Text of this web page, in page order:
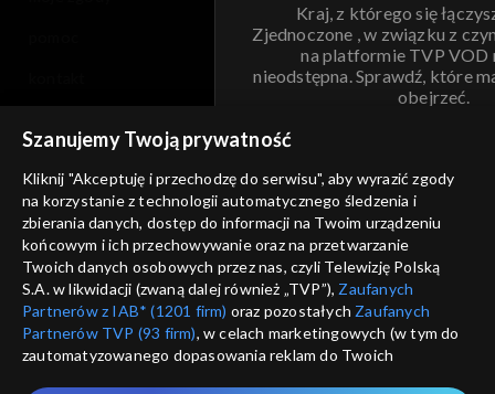
Kraj, z którego się
Zjednoczone , w związku z
na platformie TVP VOD
nieodstępna. Sprawdź, które
obejrzeć.
ANULUJ
informacje o dostawcy usług
Szanujemy Twoją prywatność
Kliknij "Akceptuję i przechodzę do serwisu", aby wyrazić zgody
na korzystanie z technologii automatycznego śledzenia i
zbierania danych, dostęp do informacji na Twoim urządzeniu
końcowym i ich przechowywanie oraz na przetwarzanie
Twoich danych osobowych przez nas, czyli Telewizję Polską
S.A. w likwidacji (zwaną dalej również „TVP”), Zaufanych
Partnerów z IAB* (1201 firm) oraz pozostałych Zaufanych
Partnerów TVP (93 firm), w celach marketingowych (w tym do
zautomatyzowanego dopasowania reklam do Twoich